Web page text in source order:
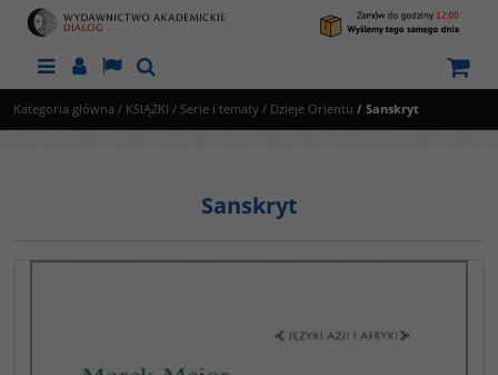
MenuPanelLangSzukaj
Kategoria główna / KSIĄŻKI / Serie i tematy / Dzieje Orientu / Sanskryt
Sanskryt